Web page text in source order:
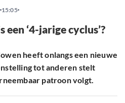
15:05
‘4-jarige cyclus’?
heeft onlangs een nieuwe
tot anderen stelt
patroon volgt.